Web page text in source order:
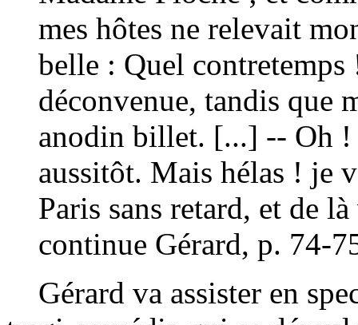
mes hôtes ne relevait
belle : Quel
déconvenue, tandis que
anodin billet. [...] -- Oh !
aussitôt. Mais hélas ! je
Paris sans retard, et de
continue Gérard, p. 74-
Gérard va assister en